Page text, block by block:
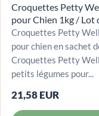
Croquettes Petty
pour Chien 1kg / Lot
Croquettes Petty
pour chien en sachet
Croquettes Petty
petits légumes pour...
21,58 EUR